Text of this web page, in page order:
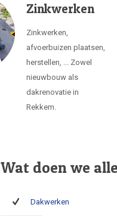
Zinkwerken
Zinkwerken,
afvoerbuizen plaatsen,
herstellen, ... Zowel
nieuwbouw als
dakrenovatie in
Rekkem.
Wat doen we
Dakwerken